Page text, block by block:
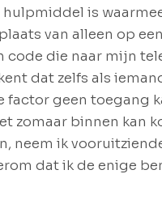
is
van alleen op
code die naar mijn
dat zelfs als
geen toegang
zomaar binnen kan
neem ik
dat ik de enige